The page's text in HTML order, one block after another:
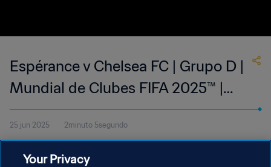
Espérance v Chelsea FC | Grupo D |
Mundial de Clubes FIFA 2025™ |
Mejores jugadas
25 jun 2025 2minuto 5segundo
Chelsea FC disputado en el Lincoln Financial Field de Filadelfia el
Your Privacy